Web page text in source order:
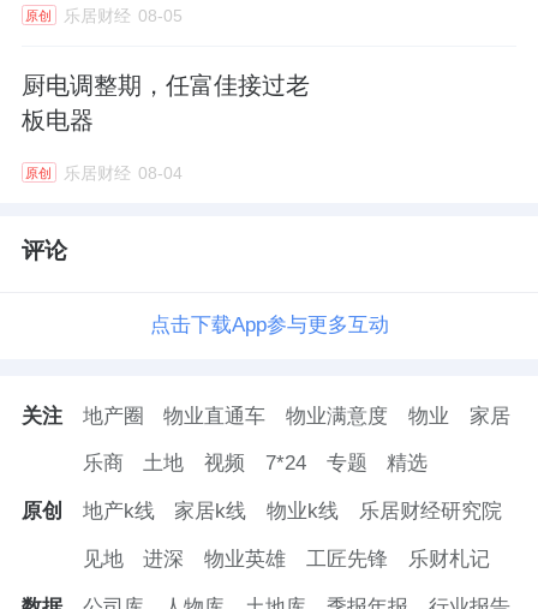
原创 乐居财经 08-05
厨电调整期，任富佳接过老
板电器
原创 乐居财经 08-04
评论
点击下载App参与更多互动
关注 地产圈 物业直通车 物业满意度 物业 家居
乐商 土地 视频 7*24 专题 精选
原创 地产k线 家居k线 物业k线 乐居财经研究院
见地 进深 物业英雄 工匠先锋 乐财札记